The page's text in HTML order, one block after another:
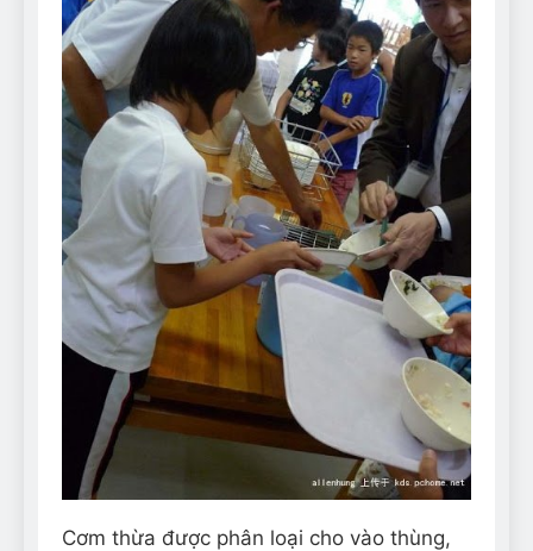
Cơm thừa được phân loại cho vào thùng,